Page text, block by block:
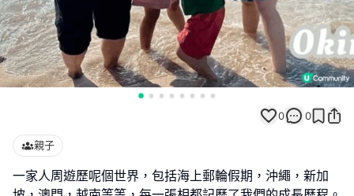
0 0
親子
一家人周遊歷呢個世界，包括海上郵輪假期，沖繩，新加